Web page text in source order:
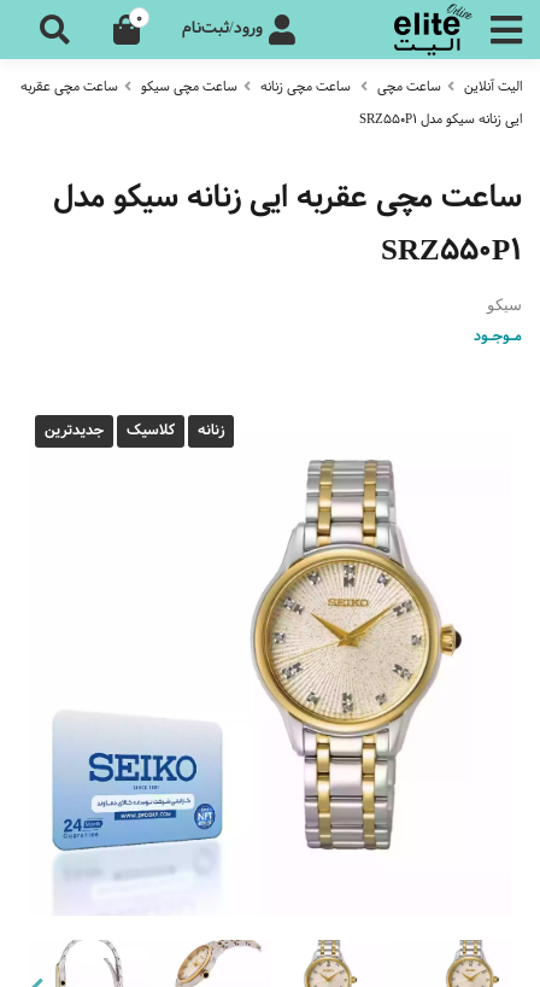
ورود/ثبت‌نام 0
الیت آنلاین ساعت مچی ساعت مچی زنانه ساعت مچی سیکو
ساعت مچی عقربه
ایی زنانه سیکو مدل SRZ550P1
ساعت مچی عقربه ایی زنانه سیکو مدل
SRZ550P1
سیکو
مـوجـود
زنانه کلاسیک جدیدترین